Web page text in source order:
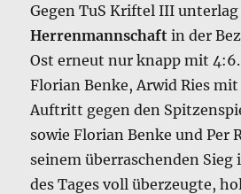
Gegen TuS Kriftel III
Herrenmannschaft in der
Ost erneut nur knapp mit 4:6.
Florian Benke, Arwid Ries
Auftritt gegen den
sowie Florian Benke und Per
seinem überraschenden Sieg
des Tages voll überzeugte,